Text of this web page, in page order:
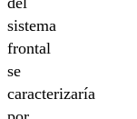
sistema
frontal
se
caracterizaría